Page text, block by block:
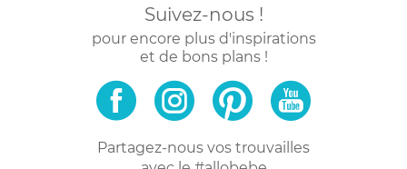
Suivez-nous !
pour encore plus d'inspirations
et de bons plans !
Partagez-nous vos trouvailles